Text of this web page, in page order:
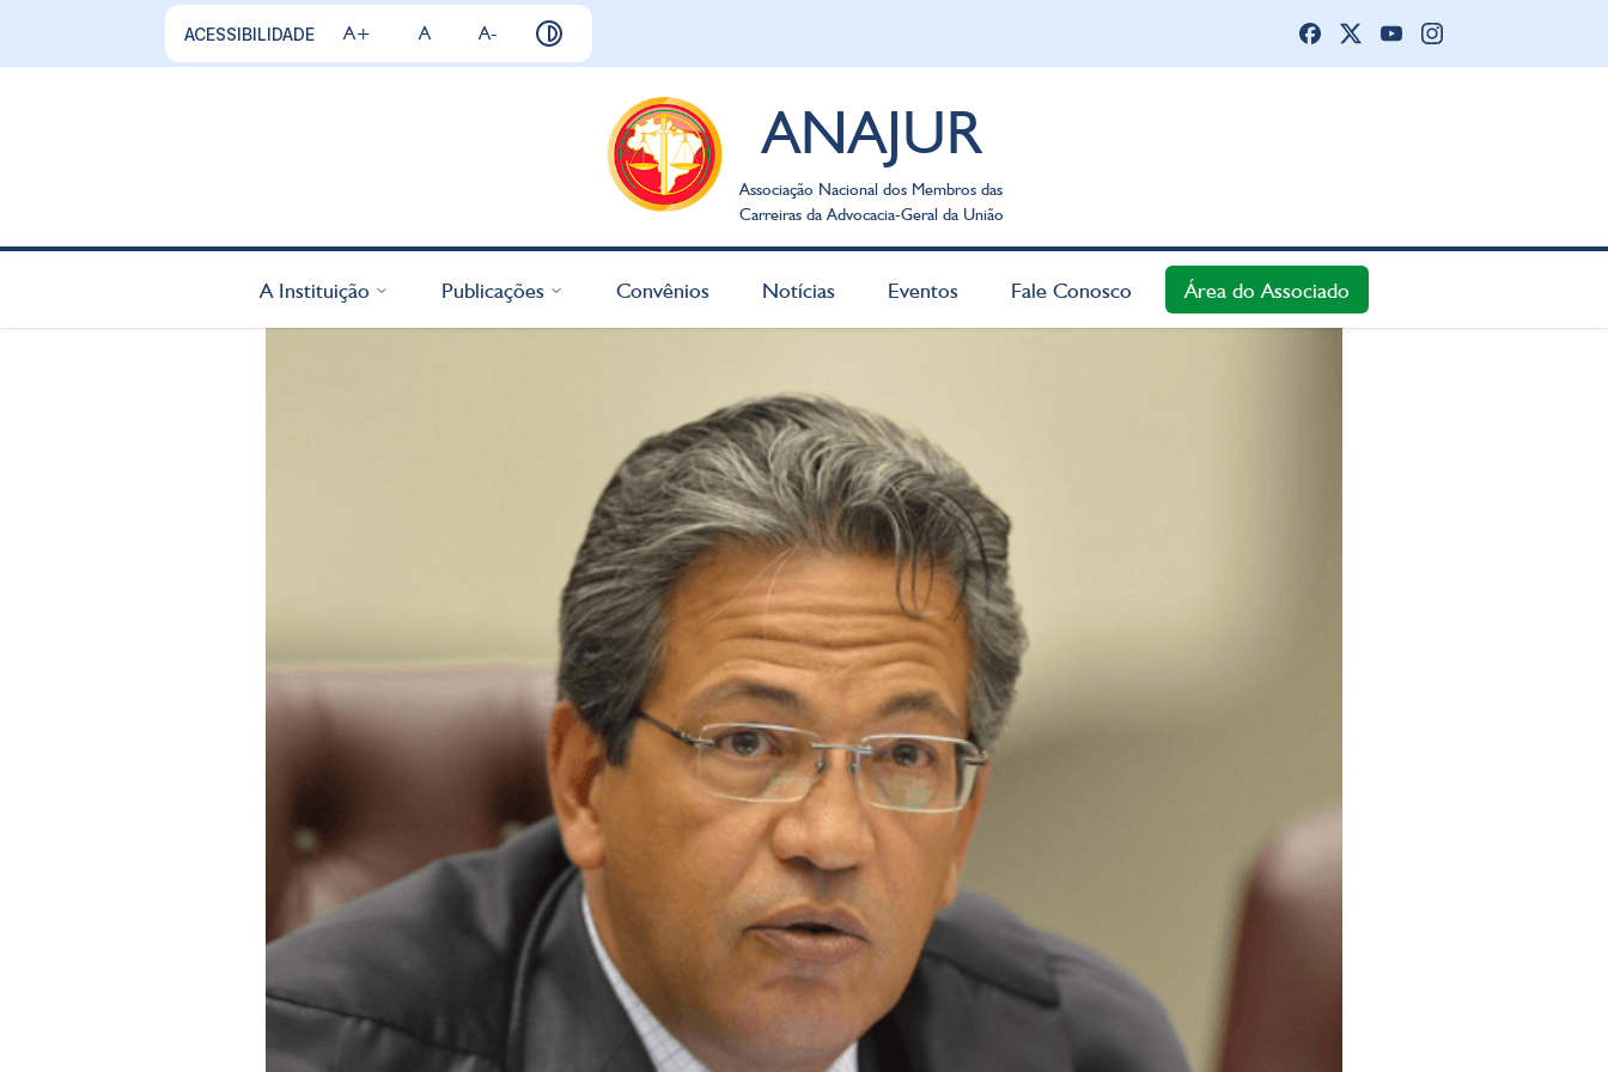
ACESSIBILIDADE A+ A A-
ANAJUR
Associação Nacional dos Membros das
Carreiras da Advocacia-Geral da União
A Instituição Publicações Convênios Notícias Eventos Fale Conosco Área do Associado